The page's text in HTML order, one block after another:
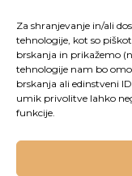
Za shranjevanje in/ali
tehnologije, kot so
brskanja in prikažemo
tehnologije nam bo
brskanja ali edinstveni
umik privolitve lahko
funkcije.
Kontakt
Pogosta
Politika
Sledi nam: